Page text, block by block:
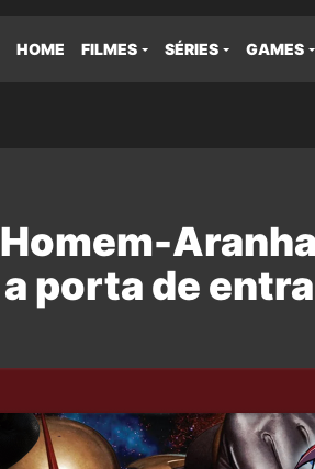
HOME FILMES SÉRIES GAMES
porta de